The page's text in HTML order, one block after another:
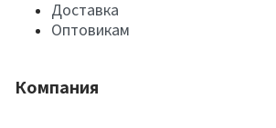
Доставка
Оптовикам
Компания